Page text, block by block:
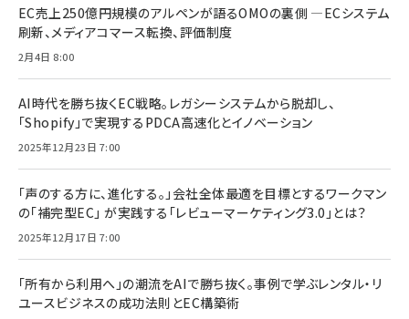
EC売上250億円規模のアルペンが語るOMOの裏側 ―ECシステム
刷新、メディアコマース転換、評価制度
2月4日 8:00
AI時代を勝ち抜くEC戦略。レガシーシステムから脱却し、
「Shopify」で実現するPDCA高速化とイノベーション
2025年12月23日 7:00
「声のする方に、進化する。」会社全体最適を目標とするワークマン
の「補完型EC」 が実践する「レビューマーケティング3.0」とは？
2025年12月17日 7:00
「所有から利用へ」の潮流をAIで勝ち抜く。事例で学ぶレンタル・リ
ユースビジネスの成功法則とEC構築術